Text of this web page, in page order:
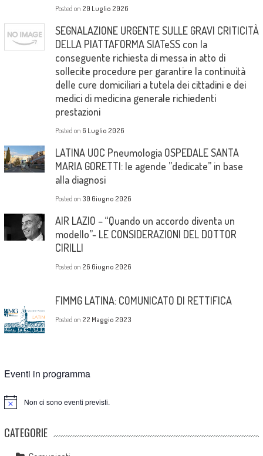
Posted on 20 Luglio 2026
SEGNALAZIONE URGENTE SULLE GRAVI CRITICITÀ
DELLA PIATTAFORMA SIATeSS con la
conseguente richiesta di messa in atto di
sollecite procedure per garantire la continuità
delle cure domiciliari a tutela dei cittadini e dei
medici di medicina generale richiedenti
prestazioni
Posted on 6 Luglio 2026
LATINA UOC Pneumologia OSPEDALE SANTA
MARIA GORETTI: le agende ”dedicate” in base
alla diagnosi
Posted on 30 Giugno 2026
AIR LAZIO – “Quando un accordo diventa un
modello”- LE CONSIDERAZIONI DEL DOTTOR
CIRILLI
Posted on 26 Giugno 2026
FIMMG LATINA: COMUNICATO DI RETTIFICA
Posted on 22 Maggio 2023
Eventi in programma
Notice Non ci sono eventi previsti.
CATEGORIE